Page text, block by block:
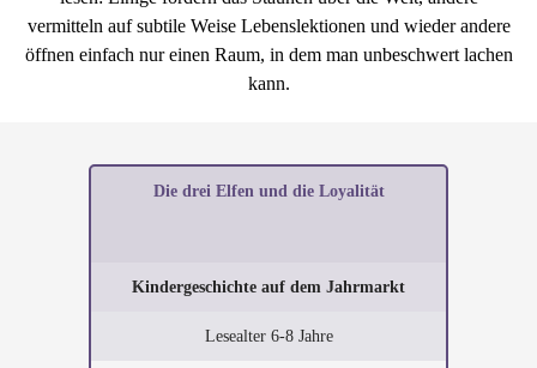
vermitteln auf subtile Weise Lebenslektionen und wieder andere
öffnen einfach nur einen Raum, in dem man unbeschwert lachen
kann.
Die drei Elfen und die Loyalität
Kindergeschichte auf dem Jahrmarkt
Lesealter 6-8 Jahre